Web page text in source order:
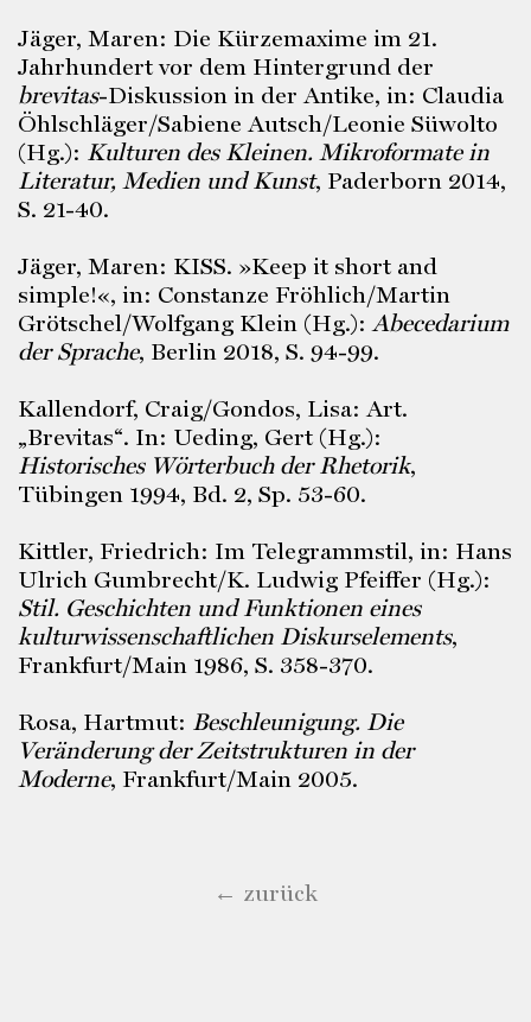
Jäger, Maren: Die Kürzemaxime im 21.
Jahrhundert vor dem Hintergrund der
brevitas-Diskussion in der Antike, in: Claudia
Öhlschläger/Sabiene Autsch/Leonie Süwolto
(Hg.): Kulturen des Kleinen. Mikroformate in
Literatur, Medien und Kunst, Paderborn 2014,
S. 21-40.
Jäger, Maren: KISS. »Keep it short and
simple!«, in: Constanze Fröhlich/Martin
Grötschel/Wolfgang Klein (Hg.): Abecedarium
der Sprache, Berlin 2018, S. 94-99.
Kallendorf, Craig/Gondos, Lisa: Art.
„Brevitas“. In: Ueding, Gert (Hg.):
Historisches Wörterbuch der Rhetorik,
Tübingen 1994, Bd. 2, Sp. 53-60.
Kittler, Friedrich: Im Telegrammstil, in: Hans
Ulrich Gumbrecht/K. Ludwig Pfeiffer (Hg.):
Stil. Geschichten und Funktionen eines
kulturwissenschaftlichen Diskurselements,
Frankfurt/Main 1986, S. 358-370.
Rosa, Hartmut: Beschleunigung. Die
Veränderung der Zeitstrukturen in der
Moderne, Frankfurt/Main 2005.
← zurück